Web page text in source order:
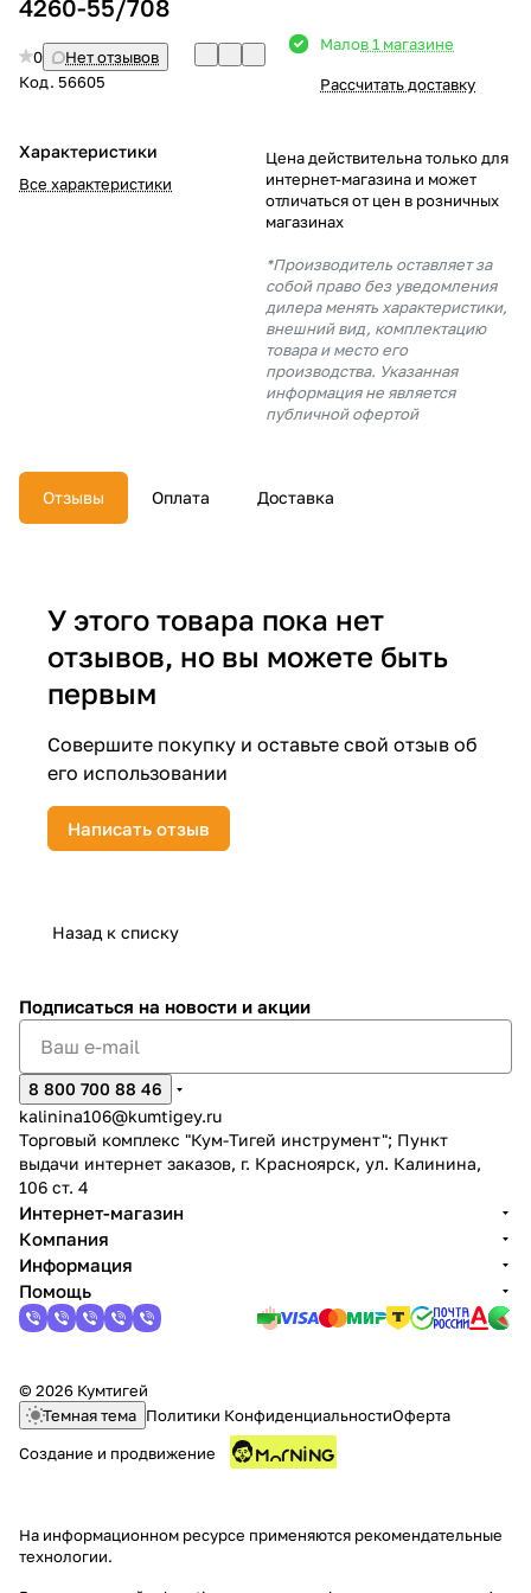
4260-55/708
0
Нет отзывов
Код. 56605
Характеристики
Все характеристики
Малов 1 магазине
Рассчитать доставку
Цена действительна только для
интернет-магазина и может
отличаться от цен в розничных
магазинах
*Производитель оставляет за
собой право без уведомления
дилера менять характеристики,
внешний вид, комплектацию
товара и место его
производства. Указанная
информация не является
публичной офертой
Отзывы Оплата Доставка
У этого товара пока нет
отзывов, но вы можете быть
первым
Совершите покупку и оставьте свой отзыв об
его использовании
Написать отзыв
Назад к списку
Подписаться на новости и акции
8 800 700 88 46
kalinina106@kumtigey.ru
Торговый комплекс "Кум-Тигей инструмент"; Пункт
выдачи интернет заказов, г. Красноярск, ул. Калинина,
106 ст. 4
Интернет-магазин
Компания
Информация
Помощь
© 2026 Кумтигей
Темная тема Политики КонфиденциальностиОферта
Создание и продвижение
На информационном ресурсе применяются рекомендательные
технологии.
Добавляйте товары
в корзину
Оплачивайте сегодня только
% картой любого банка
выбранный способом
% будут
с вашей карты
каждые 2 недели
Подробнее
раз в 2
недели
plait.ru